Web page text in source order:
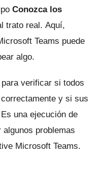
Conozca los
trato real. Aquí,
Teams puede
algo.
verificar si todos
y si sus
Es una ejecución de
algunos problemas
Microsoft Teams.